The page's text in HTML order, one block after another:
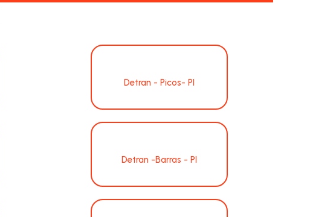
Detran - Picos- PI
Detran -Barras - PI